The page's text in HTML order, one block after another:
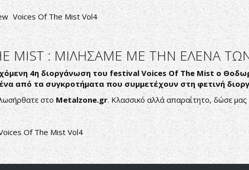
Voices Of The Mist Vol4
MIST : ΜΙΛΗΣΑΜΕ ΜΕ ΤΗΝ ΕΛΕΝΑ ΤΩΝ
4η διοργάνωση του festivalVoices Of The Mist ο
από τα συγκροτήματα που συμμετέχουν στη φετινή
στο Metalzone.gr. Κλασσικό αλλά απαραίτητο, δώσε
Of The Mist Vol4